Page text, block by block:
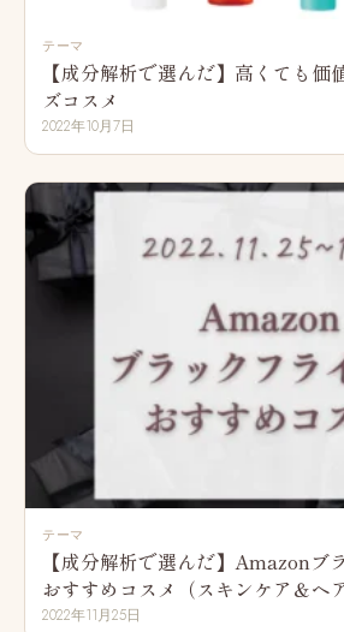
テーマ
【成分解析で選んだ】高くても価
ズコスメ
2022年10月7日
テーマ
【成分解析で選んだ】Amazonブ
おすすめコスメ（スキンケア＆ヘ
2022年11月25日